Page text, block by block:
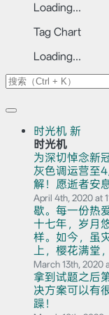
Loading...
Tag Chart
Loading...
时光机 新
时光机
为深切悼念新
灰色调运营至
解！愿逝者安
April 4th, 2020 at
歇。每一份热
十七年，岁月
样。如今，虽
上，樱花满堂
March 13th, 2020
拿到试题之后
决方案可以有
躁！